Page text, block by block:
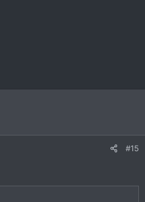
#15